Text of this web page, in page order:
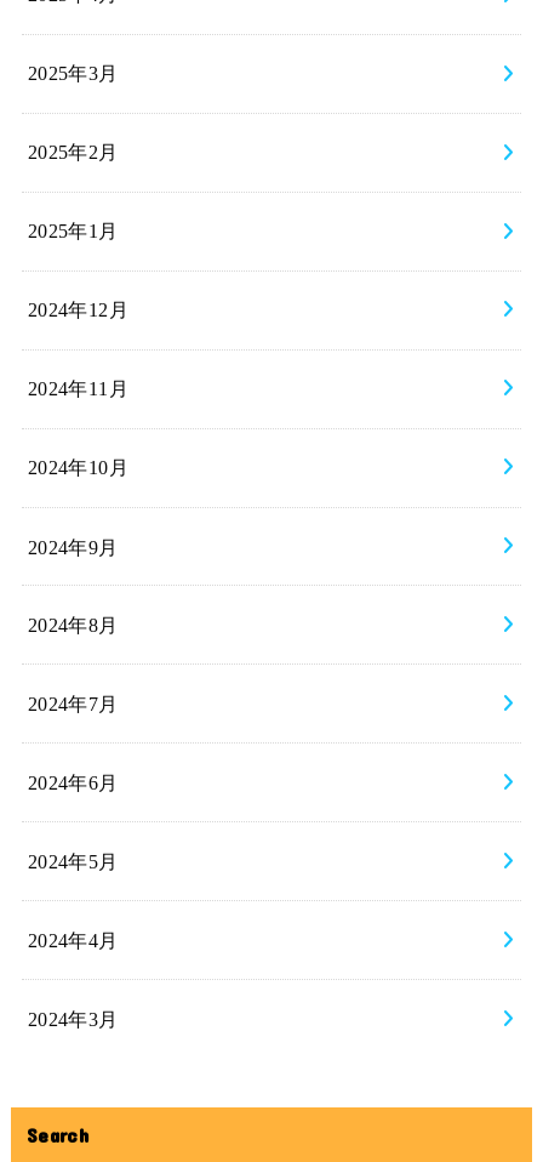
2025年3月
2025年2月
2025年1月
2024年12月
2024年11月
2024年10月
2024年9月
2024年8月
2024年7月
2024年6月
2024年5月
2024年4月
2024年3月
Search